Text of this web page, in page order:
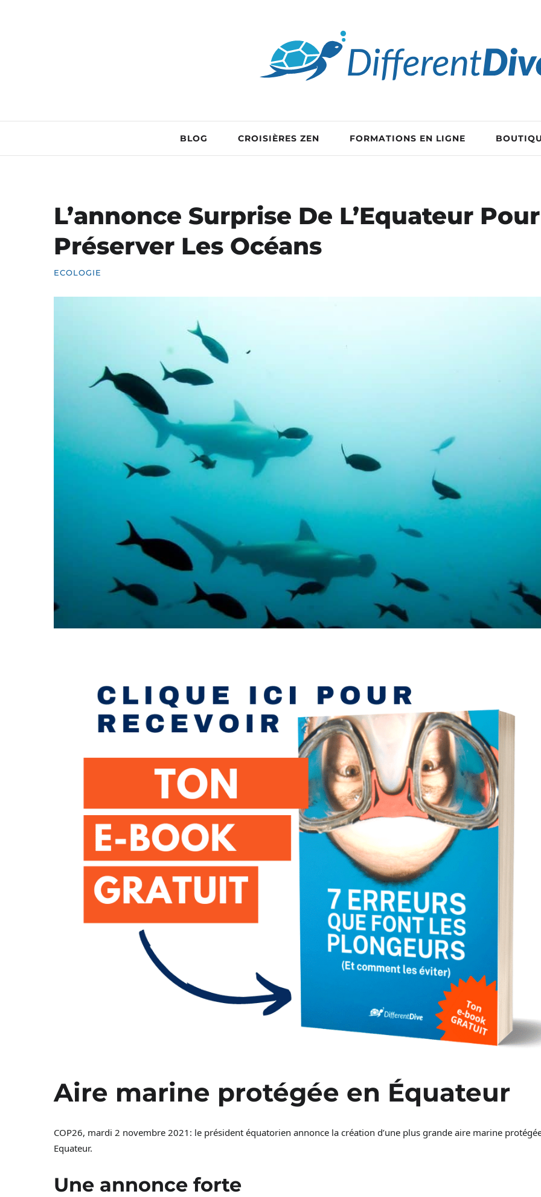
BLOG CROISIÈRES ZEN FORMATIONS EN LIGNE
L’annonce Surprise De L’Equateur Pour
Préserver Les Océans
ECOLOGIE
Aire marine protégée en Équateur
COP26, mardi 2 novembre 2021: le président équatorien annonce la création d’une plus grande aire marine
Equateur.
Une annonce forte